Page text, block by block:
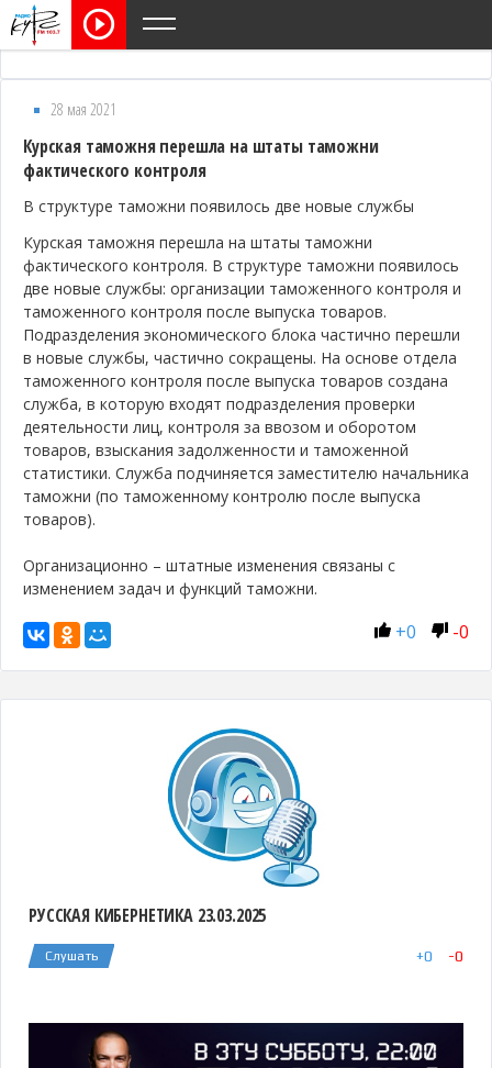
28 мая 2021
Курская таможня перешла на штаты таможни
фактического контроля
В структуре таможни появилось две новые службы
Курская таможня перешла на штаты таможни
фактического контроля. В структуре таможни появилось
две новые службы: организации таможенного контроля и
таможенного контроля после выпуска товаров.
Подразделения экономического блока частично перешли
в новые службы, частично сокращены. На основе отдела
таможенного контроля после выпуска товаров создана
служба, в которую входят подразделения проверки
деятельности лиц, контроля за ввозом и оборотом
товаров, взыскания задолженности и таможенной
статистики. Служба подчиняется заместителю начальника
таможни (по таможенному контролю после выпуска
товаров).
Организационно – штатные изменения связаны с
изменением задач и функций таможни.
+0 -0
РУССКАЯ КИБЕРНЕТИКА 23.03.2025
Слушать +0 -0